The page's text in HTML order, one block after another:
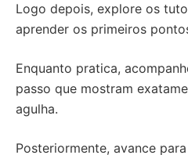
Logo depois, explore os
aprender os primeiros
Enquanto pratica,
passo que mostram
agulha.
Posteriormente, avance